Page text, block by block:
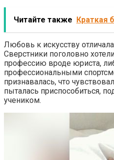
Читайте также Краткая
Любовь к искусству
Сверстники поголовно
профессию вроде юриста,
профессиональными
признавалась, что
пыталась приспособиться,
учеником.